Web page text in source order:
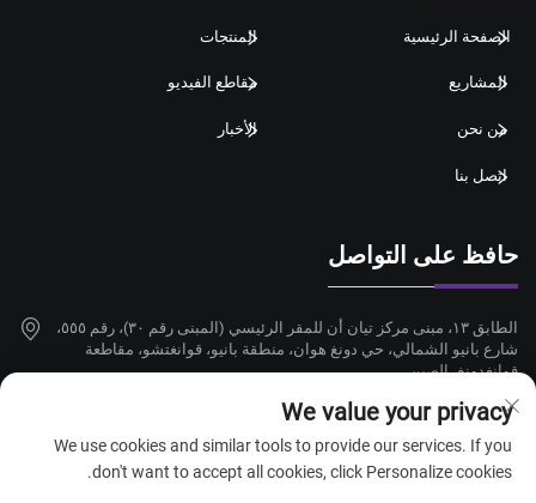
الصفحة الرئيسية المنتجات
المشاريع مقاطع الفيديو
من نحن الأخبار
اتصل بنا
حافظ على التواصل
الطابق ١٣، مبنى مركز تيان أن للمقر الرئيسي (المبنى رقم ٣٠)، رقم ٥٥٥،
شارع بانيو الشمالي، حي دونغ هوان، منطقة بانيو، قوانغتشو، مقاطعة
قوانغدونغ، الصين
+86-18924068214
We value your privacy
We use cookies and similar tools to provide our services. If you
don't want to accept all cookies, click Personalize cookies.